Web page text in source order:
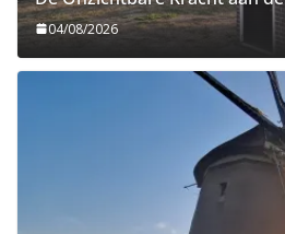
04/08/2026